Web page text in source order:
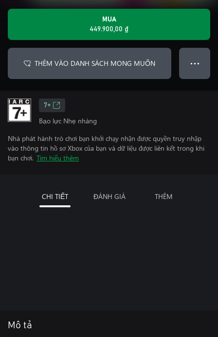
MUA
449.900,00 ₫
THÊM VÀO DANH SÁCH MONG MUỐN ● ● ●
7+
Bạo lực Nhẹ nhàng
Nhà phát hành trò chơi bạn khởi chạy nhận được quyền truy nhập
vào thông tin hồ sơ Xbox của bạn và dữ liệu được liên kết trong khi
bạn chơi. Tìm hiểu thêm
CHI TIẾT ĐÁNH GIÁ THÊM
Mô tả